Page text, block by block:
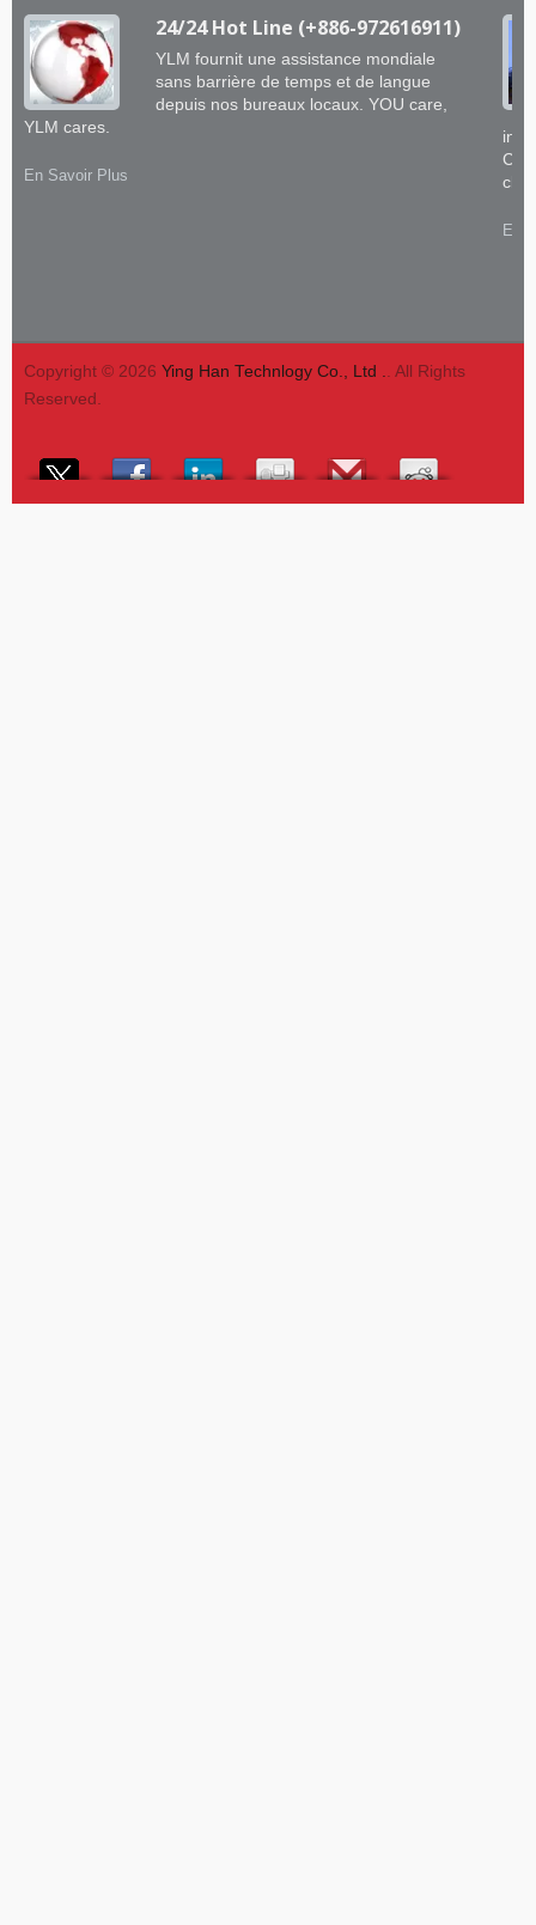
24/24 Hot Line (+886-972616911)
YLM fournit une assistance mondiale
sans barrière de temps et de langue
depuis nos bureaux locaux. YOU care,
YLM cares.
En Savoir Plus
En
Copyright © 2026 Ying Han Technlogy Co., Ltd .. All Rights
Reserved.